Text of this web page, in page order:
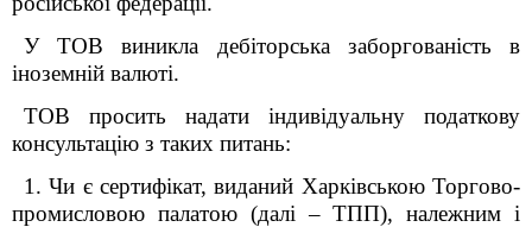
У ТОВ виникла дебіторська заборгованість в
іноземній валюті.
ТОВ просить надати індивідуальну податкову
консультацію з таких питань:
1. Чи є сертифікат, виданий Харківською Торгово-
промисловою палатою (далі – ТПП), належним і